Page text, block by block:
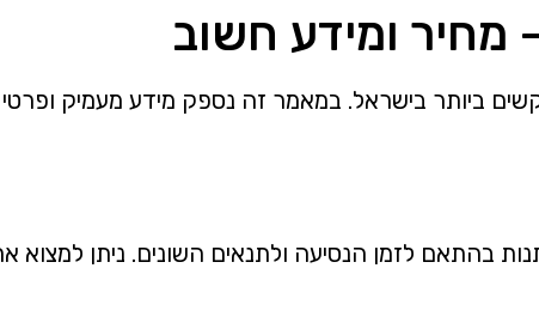
מחיר ומידע חשוב
ביותר בישראל. במאמר זה נספק מידע מעמיק ופרטי
בהתאם לזמן הנסיעה ולתנאים השונים. ניתן למצוא